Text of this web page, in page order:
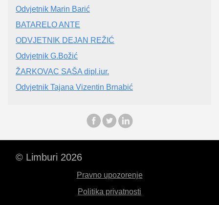
Odvjetnik Marin Barić
BATARELO ANTE
ODVJETNIK DEJAN REŽIĆ
Odvjetnik G.Božić
ŽARKOVAC SAŠA dipl.iur.
Odvjetnik Tajana Vizentin Brnabić
© Limburi 2026
Pravno upozorenje
Politika privatnosti